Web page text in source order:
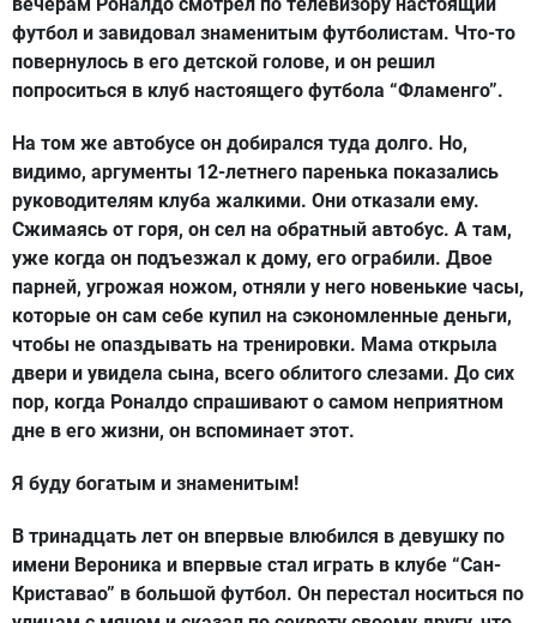
футбол и завидовал знаменитым футболистам. Что-то
повернулось в его детской голове, и он решил
попроситься в клуб настоящего футбола “Фламенго”.
На том же автобусе он добирался туда долго. Но,
видимо, аргументы 12-летнего паренька показались
руководителям клуба жалкими. Они отказали ему.
Сжимаясь от горя, он сел на обратный автобус. А там,
уже когда он подъезжал к дому, его ограбили. Двое
парней, угрожая ножом, отняли у него новенькие часы,
которые он сам себе купил на сэкономленные деньги,
чтобы не опаздывать на тренировки. Мама открыла
двери и увидела сына, всего облитого слезами. До сих
пор, когда Роналдо спрашивают о самом неприятном
дне в его жизни, он вспоминает этот.
Я буду богатым и знаменитым!
В тринадцать лет он впервые влюбился в девушку по
имени Вероника и впервые стал играть в клубе “Сан-
Криставао” в большой футбол. Он перестал носиться по